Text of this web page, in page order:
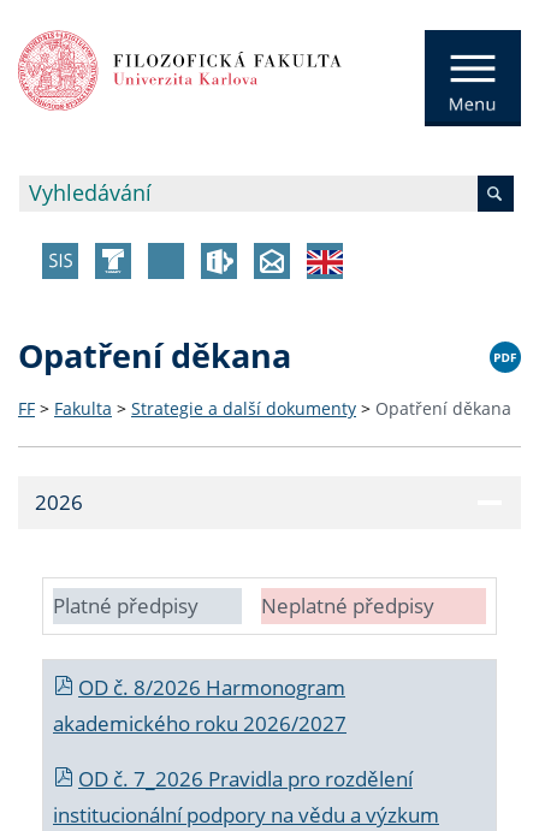
Opatření děkana
FF > Fakulta > Strategie a další dokumenty > Opatření děkana
2026
Platné předpisy Neplatné předpisy
OD č. 8/2026 Harmonogram
akademického roku 2026/2027
OD č. 7_2026 Pravidla pro rozdělení
institucionální podpory na vědu a výzkum